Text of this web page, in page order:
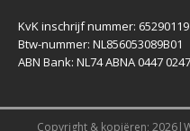
KvK inschrijf nummer: 65290119
Btw-nummer: NL856053089B01
ABN Bank: NL74 ABNA 0447
Copyright & kopiëren;